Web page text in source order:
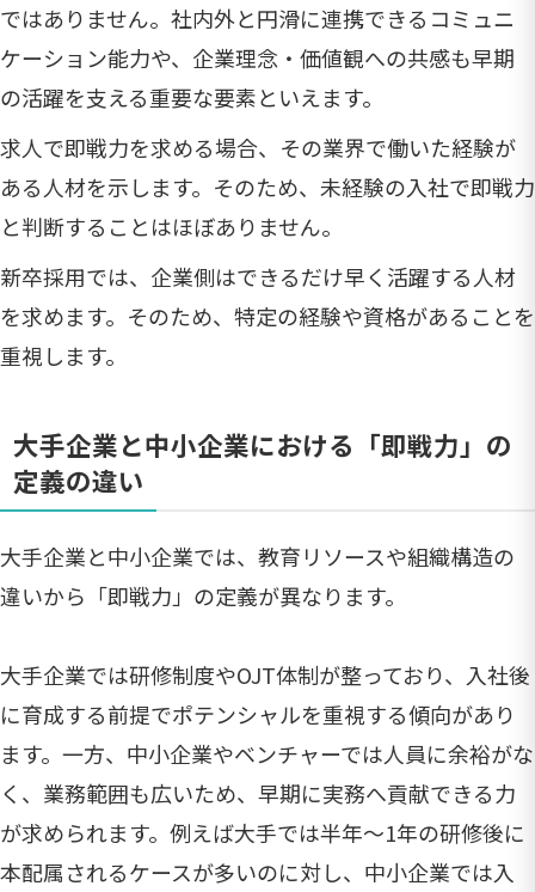
ではありません。社内外と円滑に連携できるコミュニ
ケーション能力や、企業理念・価値観への共感も早期
の活躍を支える重要な要素といえます。
求人で即戦力を求める場合、その業界で働いた経験が
ある人材を示します。そのため、未経験の入社で即戦力
と判断することはほぼありません。
新卒採用では、企業側はできるだけ早く活躍する人材
を求めます。そのため、特定の経験や資格があることを
重視します。
大手企業と中小企業における「即戦力」の
定義の違い
大手企業と中小企業では、教育リソースや組織構造の
違いから「即戦力」の定義が異なります。
大手企業では研修制度やOJT体制が整っており、入社後
に育成する前提でポテンシャルを重視する傾向があり
ます。一方、中小企業やベンチャーでは人員に余裕がな
く、業務範囲も広いため、早期に実務へ貢献できる力
が求められます。例えば大手では半年～1年の研修後に
本配属されるケースが多いのに対し、中小企業では入